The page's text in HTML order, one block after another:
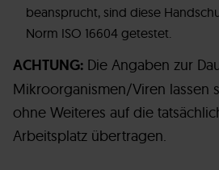
beansprucht, sind diese
Norm ISO 16604 getestet.
ACHTUNG: Die Angaben zur
Mikroorganismen/Viren lassen
ohne Weiteres auf die
Arbeitsplatz übertragen.